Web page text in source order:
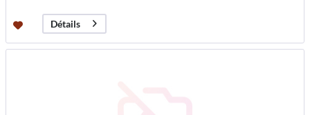
Détails